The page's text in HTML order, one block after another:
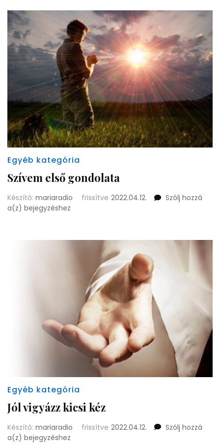
Egyéb kategória
Szívem első gondolata
Készítő: mariaradio frissítve 2022.04.12.
Szólj hozzá
a(z) Szívem
bejegyzéshez
Egyéb kategória
Jól vigyázz kicsi kéz
Készítő: mariaradio frissítve 2022.04.12.
Szólj hozzá
a(z) Jól
bejegyzéshez